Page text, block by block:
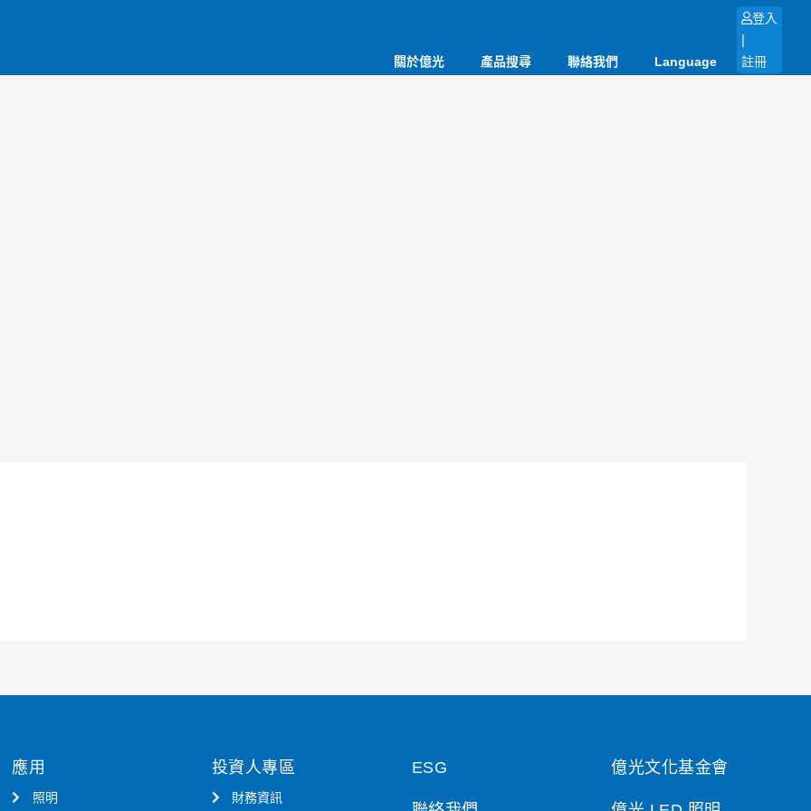
關於億光 產品搜尋 聯絡我們 Language
登入
|
註冊
應用
照明
投資人專區
財務資訊
ESG 億光文化基金會